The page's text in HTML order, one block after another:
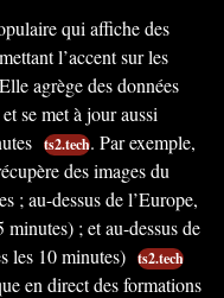
qui affiche des
l’accent sur les
agrège des données
se met à jour aussi
ts2.tech. Par exemple,
des images du
; au-dessus de l’Europe,
; et au-dessus de
les 10 minutes) ts2.tech
en direct des formations